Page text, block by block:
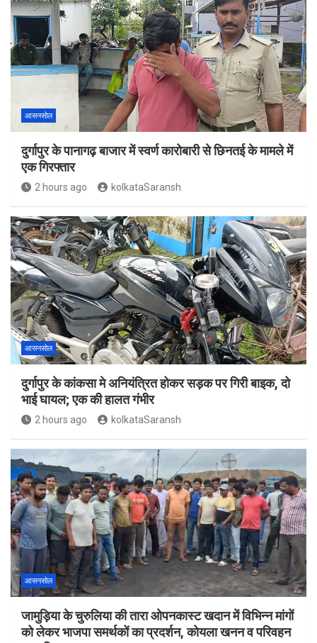
आसनसोल
दुर्गापुर के पानागढ़ बाजार में स्वर्ण कारोबारी से छिनतई के मामले में
एक गिरफ्तार
2 hours ago kolkataSaransh
आसनसोल
दुर्गापुर के कांकसा मे अनियंत्रित होकर सड़क पर गिरी बाइक, दो
भाई घायल; एक की हालत गंभीर
2 hours ago kolkataSaransh
आसनसोल
जामुड़िया के चुरुलिया की तारा ओपनकास्ट खदान में विभिन्न मांगों
को लेकर भाजपा समर्थकों का प्रदर्शन, कोयला खनन व परिवहन